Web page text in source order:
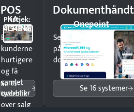
POS
KA-
CHING
Pristjek:
4.548 kr
Ekspedér
kunderne
hurtigere
og få
samlet
overblik
over salg
Se 15
systemer
Onepoint
Send kontrakter til
på minutter og mist
dokumenter.
Se 16 systemer